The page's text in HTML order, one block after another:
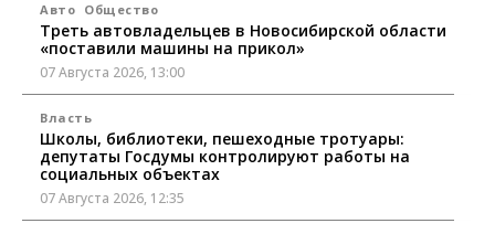
Авто Общество
Треть автовладельцев в Новосибирской области
«поставили машины на прикол»
07 Августа 2026, 13:00
Власть
Школы, библиотеки, пешеходные тротуары:
депутаты Госдумы контролируют работы на
социальных объектах
07 Августа 2026, 12:35